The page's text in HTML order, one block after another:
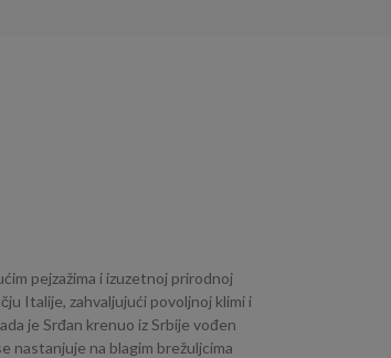
pejzažima i izuzetnoj prirodnoj
Italije, zahvaljujući povoljnoj klimi i
je Srđan krenuo iz Srbije vođen
nastanjuje na blagim brežuljcima